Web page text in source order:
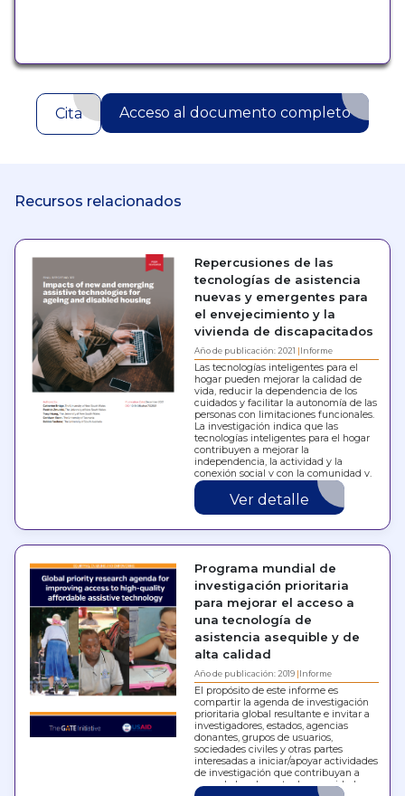
Cita Acceso al documento completo
Recursos relacionados
Repercusiones de las
tecnologías de asistencia
nuevas y emergentes para
el envejecimiento y la
vivienda de discapacitados
Año de publicación: 2021 Informe
Las tecnologías inteligentes para el
hogar pueden mejorar la calidad de
vida, reducir la dependencia de los
cuidados y facilitar la autonomía de las
personas con limitaciones funcionales.
La investigación indica que las
tecnologías inteligentes para el hogar
contribuyen a mejorar la
independencia, la actividad y la
conexión social y con la comunidad y,
en…
Ver detalle
Programa mundial de
investigación prioritaria
para mejorar el acceso a
una tecnología de
asistencia asequible y de
alta calidad
Año de publicación: 2019 Informe
El propósito de este informe es
compartir la agenda de investigación
prioritaria global resultante e invitar a
investigadores, estados, agencias
donantes, grupos de usuarios,
sociedades civiles y otras partes
interesadas a iniciar/apoyar actividades
de investigación que contribuyan a
cerrar la brecha entre la necesidad